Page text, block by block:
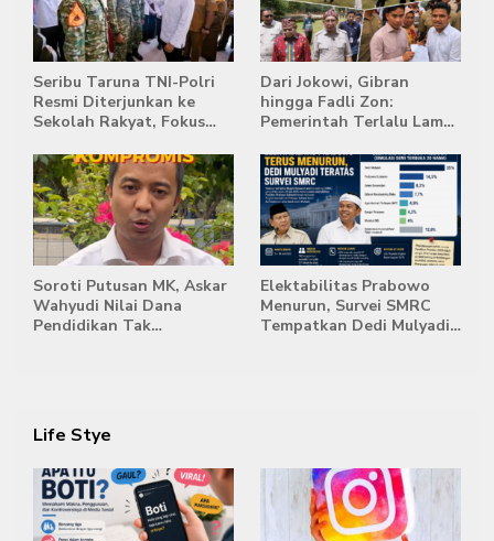
Seribu Taruna TNI-Polri
Resmi Diterjunkan ke
Sekolah Rakyat, Fokus
Kemandirian Siswa
Dari Jokowi, Gibran
hingga Fadli Zon:
Pemerintah Terlalu Lama
Stockpile Batu Bara Masih
Mengepung Candi Muaro
Jambi
Soroti Putusan MK, Askar
Wahyudi Nilai Dana
Pendidikan Tak
Elektabilitas Prabowo
Menurun, Survei SMRC
Tempatkan Dedi Mulyadi
Life Stye